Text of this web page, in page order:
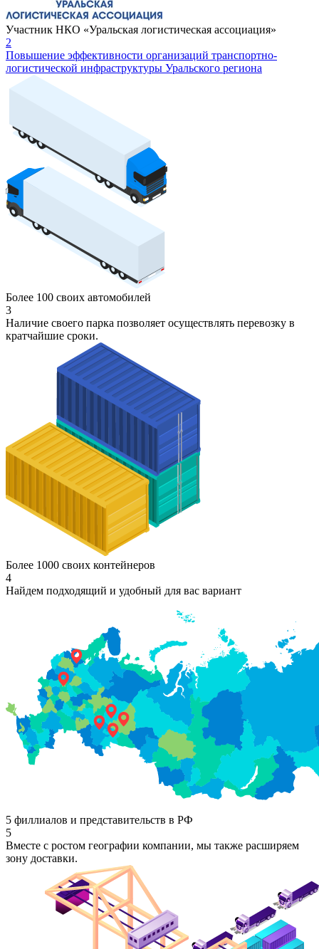
Участник НКО «Уральская логистическая ассоциация»
2
Повышение эффективности организаций транспортно-
логистической инфраструктуры Уральского региона
Более 100 своих автомобилей
3
Наличие своего парка позволяет осуществлять перевозку в
кратчайшие сроки.
Более 1000 своих контейнеров
4
Найдем подходящий и удобный для вас вариант
5 филлиалов и представительств в РФ
5
Вместе с ростом географии компании, мы также расширяем
зону доставки.